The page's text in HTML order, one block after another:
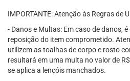
IMPORTANTE: Atenção às Regras de
- Danos e Multas: Em caso de danos,
reposição do item comprometido.
utilizem as toalhas de corpo e rosto
resultará em uma multa no valor de
se aplica a lençóis manchados.